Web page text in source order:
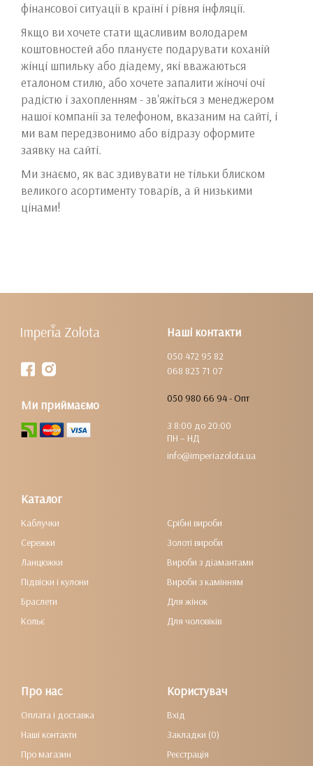
фінансової ситуації в країні і рівня інфляції.
Якщо ви хочете стати щасливим володарем
коштовностей або плануєте подарувати коханій
жінці шпильку або діадему, які вважаються
еталоном стилю, або хочете запалити жіночі очі
радістю і захопленням - зв'яжіться з менеджером
нашої компанії за телефоном, вказаним на сайті, і
ми вам передзвонимо або відразу оформите
заявку на сайті.
Ми знаємо, як вас здивувати не тільки блиском
великого асортименту товарів, а й низькими
цінами!
Наші контакти
050 472 95 82
068 823 71 07
050 980 66 94 - Опт
З 8:00 до 20:00
ПН – НД
info@imperiazolota.ua
Ми приймаємо
Каталог
Каблучки
Сережки
Ланцюжки
Підвіски і кулони
Браслети
Кольє
Срібні вироби
Золоті вироби
Вироби з діамантами
Вироби з камінням
Для жінок
Для чоловіків
Про нас
Оплата і доставка
Наші контакти
Про магазин
Користувач
Вхід
Закладки (0)
Реєстрація